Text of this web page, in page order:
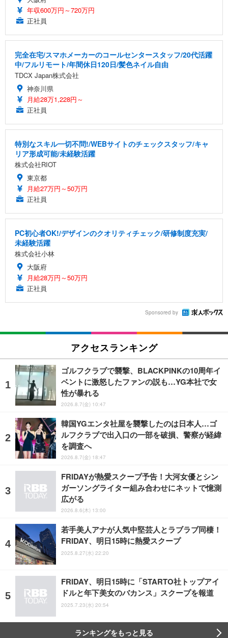
年収600万円～720万円
正社員
完全在宅/スマホメーカーのコールセンタースタッフ/20代活躍
中/フルリモート/年間休日120日/髪色ネイル自由
TDCX Japan株式会社
神奈川県
月給28万1,228円～
正社員
特別なスキル一切不問!/WEBサイトのチェックスタッフ/キャ
リア形成可能/未経験活躍
株式会社RIOT
東京都
月給27万円～50万円
正社員
PC初心者OK!/デザインのクオリティチェック/研修制度充実/
未経験活躍
株式会社小林
大阪府
月給28万円～50万円
正社員
Sponsored by
アクセスランキング
ゴルフクラブで襲撃、BLACKPINKの10周年イ
ベントに激怒したファンの説も…YG本社で女
性が暴れる
2026.8.7(金) 10:47
韓国YGエンタ社屋を襲撃したのは日本人…ゴ
ルフクラブで出入口の一部を破損、警察が経緯
を調査へ
2026.8.7(金) 18:47
FRIDAYが熱愛スクープ予告！大河女優とシン
ガーソングライター組み合わせにネットで憶測
広がる
2026.8.6(木) 13:00
若手美人アナが人気中堅芸人とラブラブ同棲！
FRIDAY、明日15時に熱愛スクープ
2025.8.27(水) 22:20
FRIDAY、明日15時に「STARTO社トップアイ
ドルと年下美女のバカンス」スクープを報道
2025.7.23(水) 20:54
ランキングをもっと見る